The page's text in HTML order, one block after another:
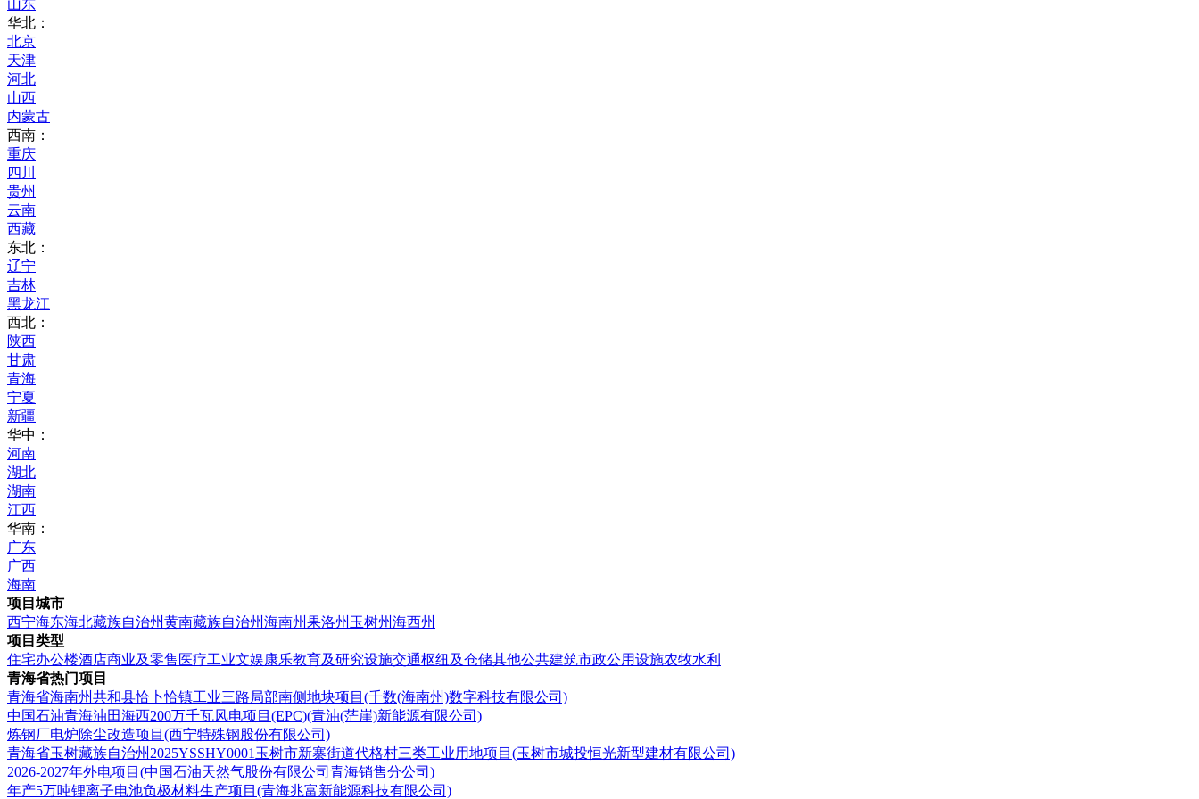
山东
华北：
北京
天津
河北
山西
内蒙古
西南：
重庆
四川
贵州
云南
西藏
东北：
辽宁
吉林
黑龙江
西北：
陕西
甘肃
青海
宁夏
新疆
华中：
河南
湖北
湖南
江西
华南：
广东
广西
海南
项目城市
西宁海东海北藏族自治州黄南藏族自治州海南州果洛州 玉树州海西州
项目类型
住宅办公楼酒店商业及零售 医疗工业文娱康乐教育及研究设施交通枢纽及仓储其他公共建筑市政公用设施农牧水利
青海省热门项目
青海省海南州共和县恰卜恰镇工业三路局部南侧地块项目(千数(海南州)数字科技有限公司)
中国石油青海油田海西200万千瓦风电项目(EPC)(青油(茫崖)新能源有限公司)
炼钢厂电炉除尘改造项目(西宁特殊钢股份有限公司)
青海省玉树藏族自治州2025YSSHY0001玉树市新寨街道代格村三类工业用地项目(玉树市城投恒光新型建材有限公司)
2026-2027年外电项目(中国石油天然气股份有限公司青海销售分公司)
年产5万吨锂离子电池负极材料生产项目(青海兆富新能源科技有限公司)